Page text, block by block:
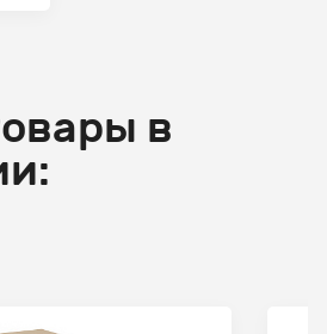
в